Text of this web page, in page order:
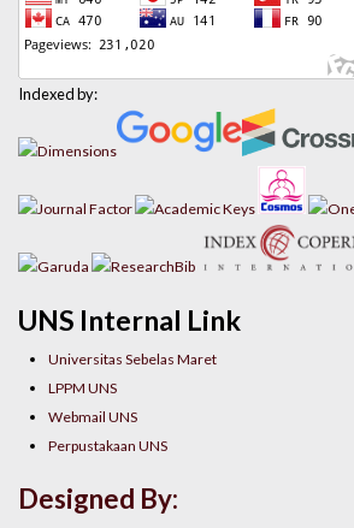
UNS Internal Link
Universitas Sebelas Maret
LPPM UNS
Webmail UNS
Perpustakaan UNS
Indexed by:
Designed By: